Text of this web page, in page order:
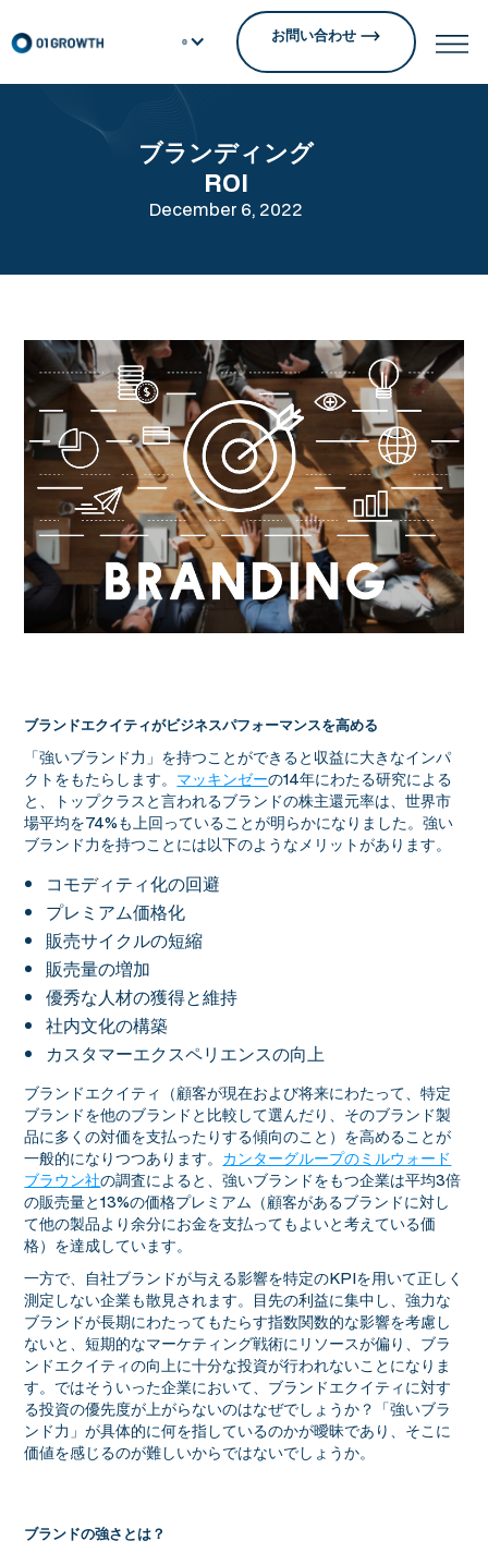
お問い合わせ
ブランディング
ROI
December 6, 2022
ブランドエクイティがビジネスパフォーマンスを高める
「強いブランド力」を持つことができると収益に大きなインパ
クトをもたらします。 マッキンゼーの14年にわたる研究による
と、トップクラスと言われるブランドの株主還元率は、世界市
場平均を74%も上回っていることが明らかになりました。強い
ブランド力を持つことには以下のようなメリットがあります。
コモディティ化の回避
プレミアム価格化
販売サイクルの短縮
販売量の増加
優秀な人材の獲得と維持
社内文化の構築
カスタマーエクスペリエンスの向上
ブランドエクイティ（顧客が現在および将来にわたって、特定
ブランドを他のブランドと比較して選んだり、そのブランド製
品に多くの対価を支払ったりする傾向のこと）を高めることが
一般的になりつつあります。 カンターグループのミルウォード
ブラウン社の調査によると、強いブランドをもつ企業は平均3倍
の販売量と13%の価格プレミアム（顧客があるブランドに対し
て他の製品より余分にお金を支払ってもよいと考えている価
格）を達成しています。
一方で、自社ブランドが与える影響を特定のKPIを用いて正しく
測定しない企業も散見されます。目先の利益に集中し、強力な
ブランドが長期にわたってもたらす指数関数的な影響を考慮し
ないと、短期的なマーケティング戦術にリソースが偏り、ブラ
ンドエクイティの向上に十分な投資が行われないことになりま
す。ではそういった企業において、ブランドエクイティに対す
る投資の優先度が上がらないのはなぜでしょうか？「強いブラ
ンド力」が具体的に何を指しているのかが曖昧であり、そこに
価値を感じるのが難しいからではないでしょうか。
ブランドの強さとは？